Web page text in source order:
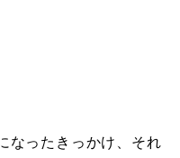
なったきっかけ、それ